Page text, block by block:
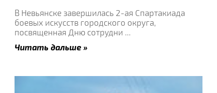
В Невьянске завершилась 2-ая Спартакиада
боевых искусств городского округа,
посвященная Дню сотрудни ...
Читать дальше »